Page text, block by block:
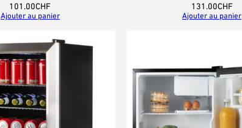
101.00CHF
Ajouter au panier
131.00CHF
Ajouter au panier